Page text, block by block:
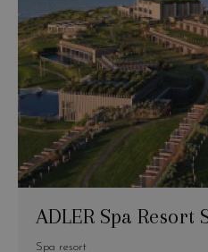
ADLER Spa Resort
Spa resort